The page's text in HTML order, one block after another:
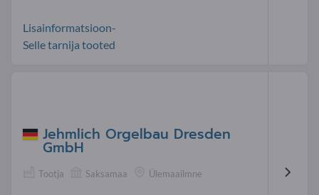
Lisainformatsioon-
Selle tarnija tooted
Jehmlich Orgelbau Dresden
GmbH
Tootja Saksamaa Ülemaailmne